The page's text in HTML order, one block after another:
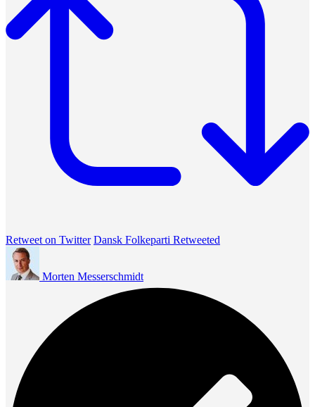
Retweet on Twitter Dansk Folkeparti Retweeted
Morten Messerschmidt